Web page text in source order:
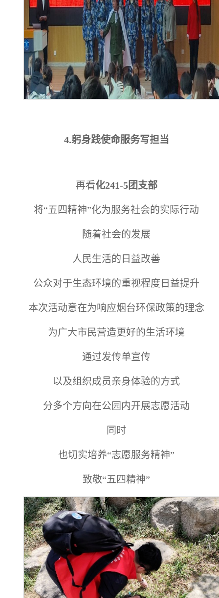
4.躬身践使命服务写担当
再看化241-5团支部
将“五四精神”化为服务社会的实际行动
随着社会的发展
人民生活的日益改善
公众对于生态环境的重视程度日益提升
本次活动意在为响应烟台环保政策的理念
为广大市民营造更好的生活环境
通过发传单宣传
以及组织成员亲身体验的方式
分多个方向在公园内开展志愿活动
同时
也切实培养“志愿服务精神”
致敬“五四精神”